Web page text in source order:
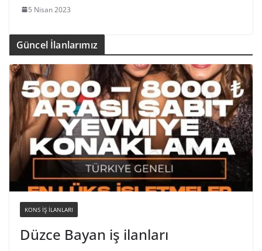
5 Nisan 2023
Güncel İlanlarımız
KONS IŞ ILANLARI
Düzce Bayan iş ilanları